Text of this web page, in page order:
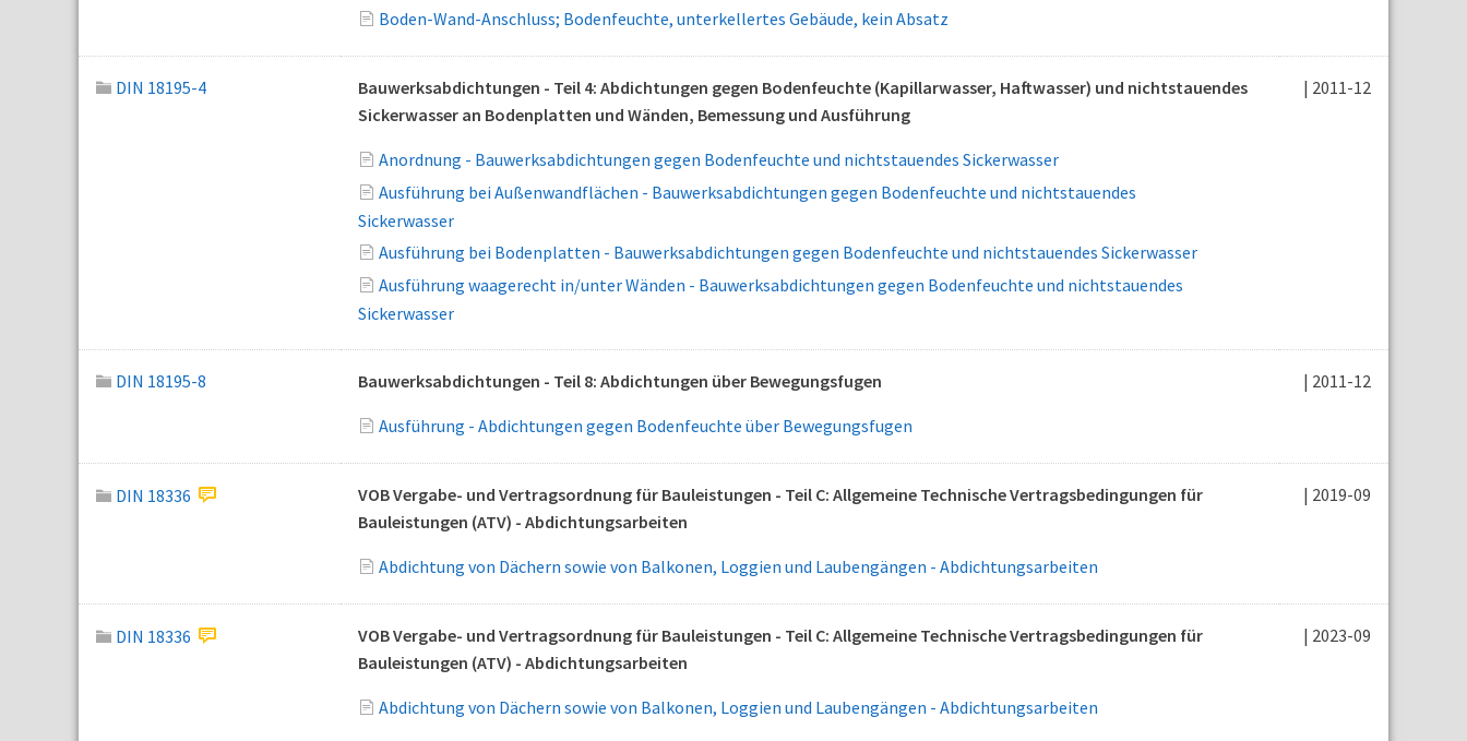
Boden-Wand-Anschluss; Bodenfeuchte, unterkellertes Gebäude, kein Absatz
DIN 18195-4
Bauwerksabdichtungen - Teil 4: Abdichtungen gegen Bodenfeuchte (Kapillarwasser, Haftwasser) und nichtstauendes
Sickerwasser an Bodenplatten und Wänden, Bemessung und Ausführung
| 2011-12
Anordnung - Bauwerksabdichtungen gegen Bodenfeuchte und nichtstauendes Sickerwasser
Ausführung bei Außenwandflächen - Bauwerksabdichtungen gegen Bodenfeuchte und nichtstauendes
Sickerwasser
Ausführung bei Bodenplatten - Bauwerksabdichtungen gegen Bodenfeuchte und nichtstauendes Sickerwasser
Ausführung waagerecht in/unter Wänden - Bauwerksabdichtungen gegen Bodenfeuchte und nichtstauendes
Sickerwasser
DIN 18195-8 Bauwerksabdichtungen - Teil 8: Abdichtungen über Bewegungsfugen | 2011-12
Ausführung - Abdichtungen gegen Bodenfeuchte über Bewegungsfugen
DIN 18336
VOB Vergabe- und Vertragsordnung für Bauleistungen - Teil C: Allgemeine Technische Vertragsbedingungen für
Bauleistungen (ATV) - Abdichtungsarbeiten
| 2019-09
Abdichtung von Dächern sowie von Balkonen, Loggien und Laubengängen - Abdichtungsarbeiten
DIN 18336
VOB Vergabe- und Vertragsordnung für Bauleistungen - Teil C: Allgemeine Technische Vertragsbedingungen für
Bauleistungen (ATV) - Abdichtungsarbeiten
| 2023-09
Abdichtung von Dächern sowie von Balkonen, Loggien und Laubengängen - Abdichtungsarbeiten